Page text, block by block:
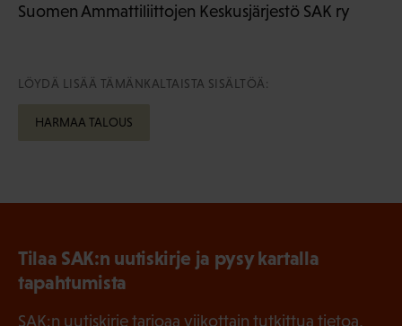
Suomen Ammattiliittojen Keskusjärjestö SAK ry
LÖYDÄ LISÄÄ TÄMÄNKALTAISTA SISÄLTÖÄ:
HARMAA TALOUS
Tilaa SAK:n uutiskirje ja pysy kartalla
tapahtumista
SAK:n uutiskirje tarjoaa viikottain tutkittua tietoa,